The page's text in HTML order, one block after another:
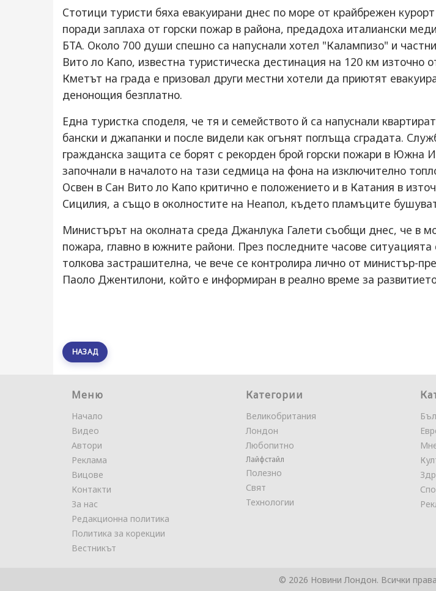
Стотици туристи бяха евакуирани днес по море от крайбрежен
поради заплаха от горски пожар в района, предадоха италиански
БТА. Около 700 души спешно са напуснали хотел "Калампизо" и
Вито ло Капо, известна туристическа дестинация на 120 км източно
Кметът на града е призовал други местни хотели да приютят
денонощия безплатно.
Една туристка споделя, че тя и семейството й са напуснали
бански и джапанки и после видели как огънят поглъща сградата.
гражданска защита се борят с рекорден брой горски пожари в Южна
започнали в началото на тази седмица на фона на изключително
Освен в Сан Вито ло Капо критично е положението и в Катания в
Сицилия, а също в околностите на Неапол, където пламъците
Министърът на околната среда Джанлука Галети съобщи днес, че в
пожара, главно в южните райони. През последните часове ситуацията
толкова застрашителна, че вече се контролира лично от министър-
Паоло Джентилони, който е информиран в реално време за
НАЗАД
Меню
Начало
Видео
Автори
Реклама
Вицове
Контакти
За нас
Редакционна политика
Политика за корекции
Вестникът
Категории
Великобритания
Лондон
Любопитно
Лайфстайл
Полезно
Свят
Технологии
© 2026 Новини Лондон. Всички